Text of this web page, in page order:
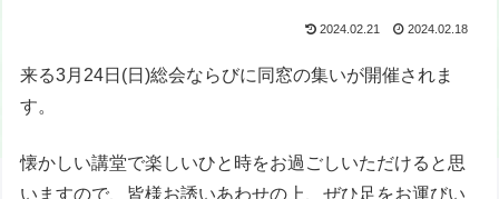
2024.02.21 2024.02.18
来る3月24日(日)総会ならびに同窓の集いが開催されま
す。
懐かしい講堂で楽しいひと時をお過ごしいただけると思
いますので、皆様お誘いあわせの上、ぜひ足をお運びい